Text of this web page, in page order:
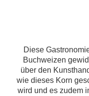
Diese
Buchweizen
über den
wie dieses Korn
wird und es zudem